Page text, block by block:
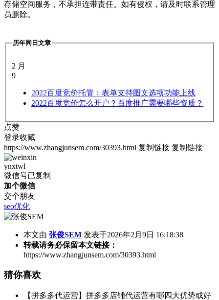
存储空间服务，不承担连带责任。如有侵权，请及时联系管理
员删除。
历年同日文章
2 月
9
2022百度竞价托管：表单支持图文选项功能上线
2022百度竞价怎么开户？百度推广需要哪些资质？
点赞
登录收藏
https://www.zhangjunsem.com/30393.html 复制链接 复制链接
ynxtwl
微信号已复制
加个微信
交个朋友
seo优化
本文由 张俊SEM 发表于2026年2月9日 16:18:38
转载请务必保留本文链接：
https://www.zhangjunsem.com/30393.html
猜你喜欢
【拼多多代运营】拼多多店铺代运营有哪四大优势或好